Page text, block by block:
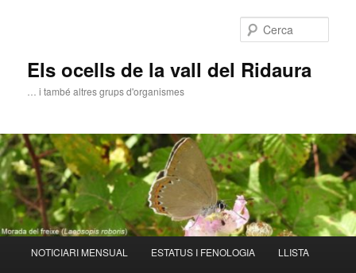
Els ocells de la vall del Ridaura
… i també altres grups d'organismes
principal
NOTICIARI MENSUAL ESTATUS I FENOLOGIA LLISTA